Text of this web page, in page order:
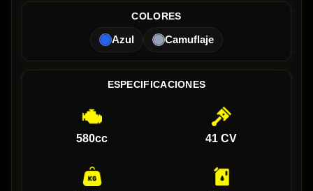
COLORES
Azul Camuflaje
ESPECIFICACIONES
580cc 41 CV